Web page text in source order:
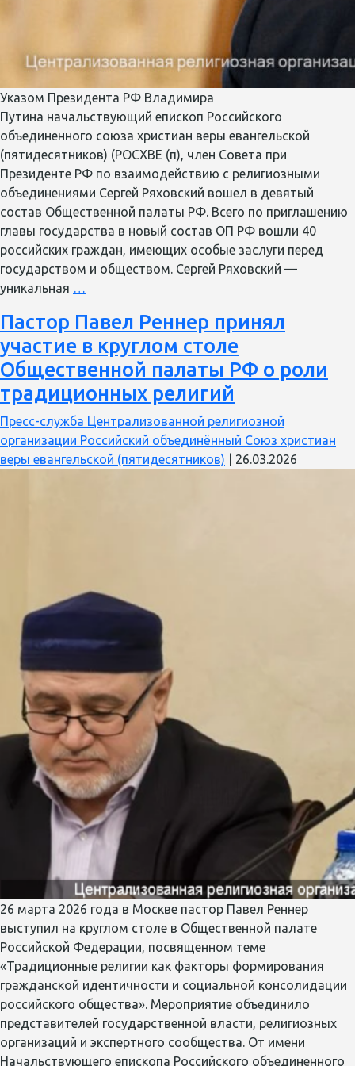
Указом Президента РФ Владимира
Путина начальствующий епископ Российского
объединенного союза христиан веры евангельской
(пятидесятников) (РОСХВЕ (п), член Совета при
Президенте РФ по взаимодействию с религиозными
объединениями Сергей Ряховский вошел в девятый
состав Общественной палаты РФ. Всего по приглашению
главы государства в новый состав ОП РФ вошли 40
российских граждан, имеющих особые заслуги перед
государством и обществом. Сергей Ряховский —
уникальная …
девятый
состав
Общественной
палаты
РФ
вошел
Сергей
Ряховский
Пастор Павел Реннер принял
участие в круглом столе
Общественной палаты РФ о роли
традиционных религий
Пресс-служба Централизованной религиозной
организации Российский объединённый Союз христиан
веры евангельской (пятидесятников)
26.03.2026
26 марта 2026 года в Москве пастор Павел Реннер
выступил на круглом столе в Общественной палате
Российской Федерации, посвященном теме
«Традиционные религии как факторы формирования
гражданской идентичности и социальной консолидации
российского общества». Мероприятие объединило
представителей государственной власти, религиозных
организаций и экспертного сообщества. От имени
Начальствующего епископа Российского объединенного